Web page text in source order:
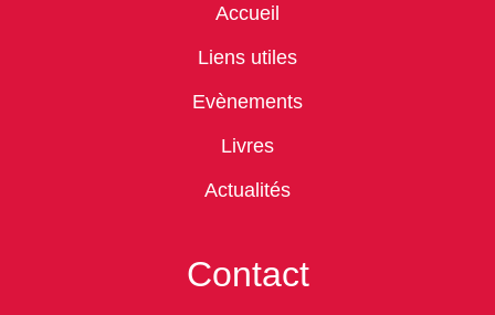
Accueil
Liens utiles
Evènements
Livres
Actualités
Contact